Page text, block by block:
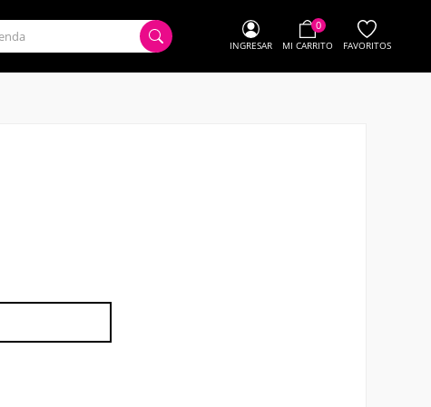
0
MI CARRITO FAVORITOS
INGRESAR